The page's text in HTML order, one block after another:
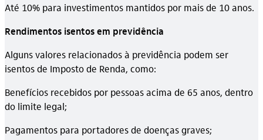
Até 10% para investimentos mantidos por mais de 10 anos.
Rendimentos isentos em previdência
Alguns valores relacionados à previdência podem ser
isentos de Imposto de Renda, como:
Benefícios recebidos por pessoas acima de 65 anos, dentro
do limite legal;
Pagamentos para portadores de doenças graves;